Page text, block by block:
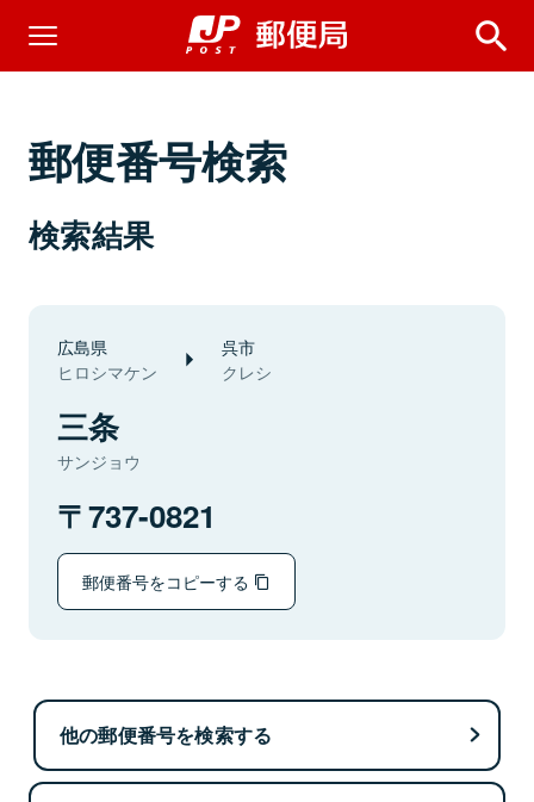
郵便番号検索
検索結果
広島県
ヒロシマケン
呉市
クレシ
三条
サンジョウ
737-0821
郵便番号をコピーする
他の郵便番号を検索する